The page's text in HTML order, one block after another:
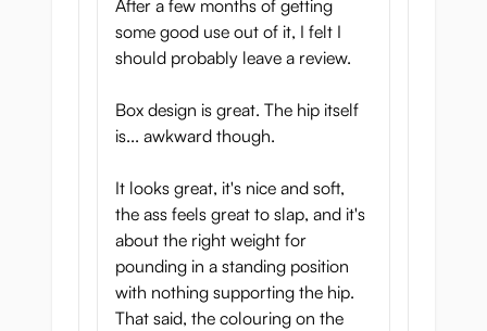
Heupbreedte: 265 mm
Heuphoogte: 210 mm
Kont omtrek: 760 mm
Gewicht: 5kg
Anale tunnelenthel: 125 mm
Merk: Seiraku Toys
After a few months of getting
some good use out of it, I felt I
should probably leave a review.
Box design is great. The hip itself
is... awkward though.
It looks great, it's nice and soft,
the ass feels great to slap, and it's
about the right weight for
pounding in a standing position
with nothing supporting the hip.
That said, the colouring on the